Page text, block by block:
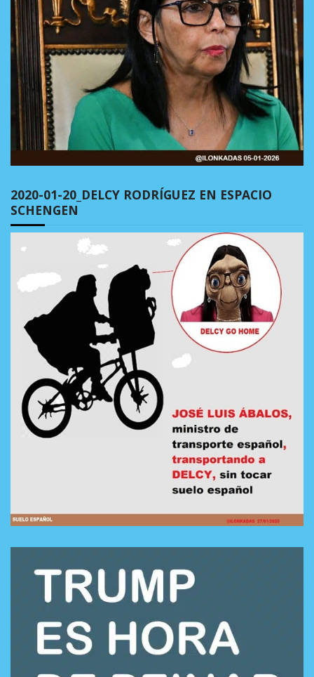
2020-01-20_DELCY RODRÍGUEZ EN ESPACIO
SCHENGEN